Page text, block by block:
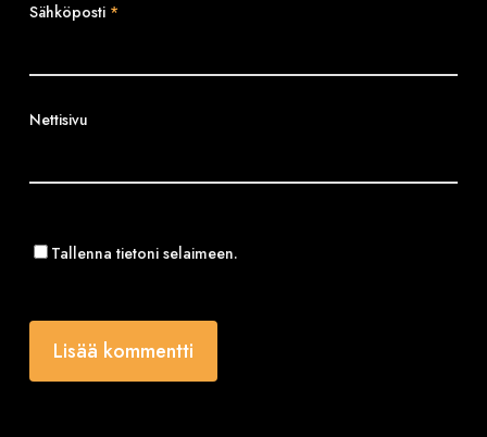
Sähköposti *
Nettisivu
Tallenna tietoni selaimeen.